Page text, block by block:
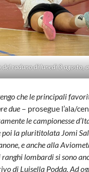
del raduno di lunedì 3 agosto,
che le principali
due – prosegue l’ala/
le campionesse
poi la plurititolata Jomi
e anche alla
ranghi lombardi si sono
di Luisella Podda. Ad